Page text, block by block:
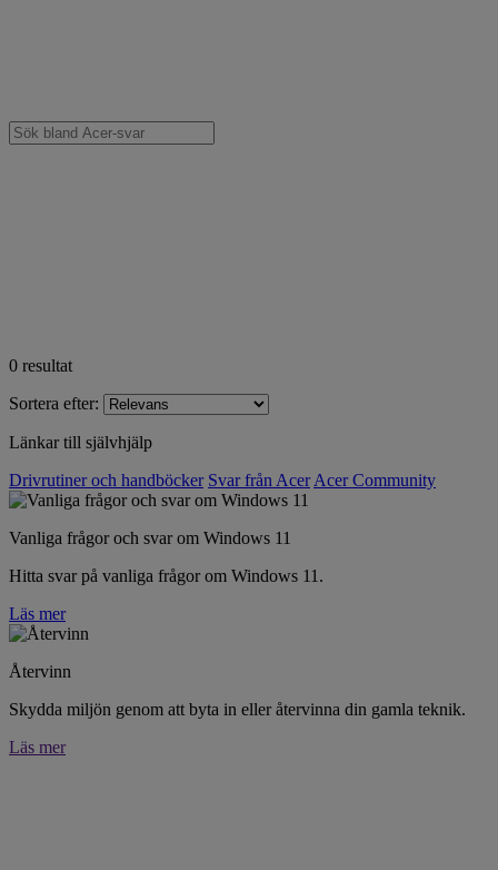
0 resultat
Sortera efter:
Länkar till självhjälp
Drivrutiner och handböcker Svar från Acer Acer Community
Vanliga frågor och svar om Windows 11
Hitta svar på vanliga frågor om Windows 11.
Läs mer
Återvinn
Skydda miljön genom att byta in eller återvinna din gamla teknik.
Läs mer